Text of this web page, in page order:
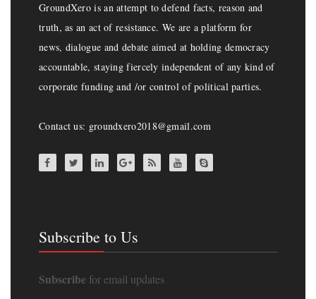
GroundXero is an attempt to defend facts, reason and
truth, as an act of resistance. We are a platform for
news, dialogue and debate aimed at holding democracy
accountable, staying fiercely independent of any kind of
corporate funding and /or control of political parties.
Contact us: groundxero2018@gmail.com
Subscribe to Us
Subscribe for email updates